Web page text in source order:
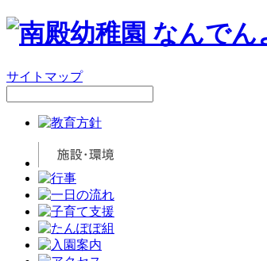
サイトマップ